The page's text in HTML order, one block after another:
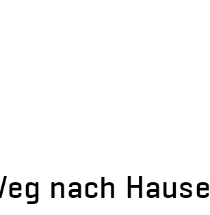
nach Hause